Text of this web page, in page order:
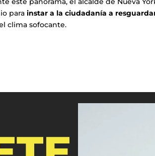
parainstar a la ciudadanía a
clima sofocante.